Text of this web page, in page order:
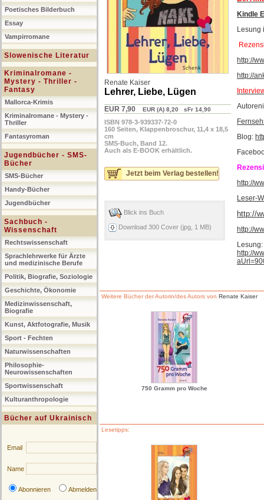
Poetisches Bilderbuch
Essay
Vampirromane
Slowenische Literatur
Kriminalromane -
Mystery - Thriller -
Fantasy
Mallorca-Krimis
Kriminalromane - Mystery -
Thriller
Fantasyroman
Jugendbücher - SMS-
Bücher
SMS-Bücher
Handy-Bücher
Jugendbücher
Sachbuch -
Wissenschaft
Rechtswissenschaft
Sprachlehrwerke für Ärzte
und medizinische Berufe
Politik, Biografie, Soziologie
Geschichte, Ökonomie
Medizinwissenschaft,
Biografie
Kunst, Aktfotografie, Musik
Sport - Fechten
Naturwissenschaften
Philosophie-
Neurowissenschaften
Sportwissenschaft
Kulturanthropologie
Bücher auf Ukrainisch
Email
Name
Abonnieren Abmelden
Renate Kaiser
Lehrer, Liebe, Lügen
EUR 7,90 EUR (A) 8,20 sFr 14,90
ISBN 978-3-939337-72-0
160 Seiten, Klappenbroschur, 11,4 x 18,5
cm
SMS-Buch, Band 12.
Auch als E-BOOK erhältlich.
Jetzt beim Verlag bestellen!
Blick ins Buch
Download 300 Cover (jpg, 1 MB)
Kindle
Lesung
http://
http://
Blog:
http://
Leser-
http://
http://
Lesung:
http://
Weitere Bücher der Autorin/des Autors von Renate Kaiser
750 Gramm pro Woche
Lesetipps: